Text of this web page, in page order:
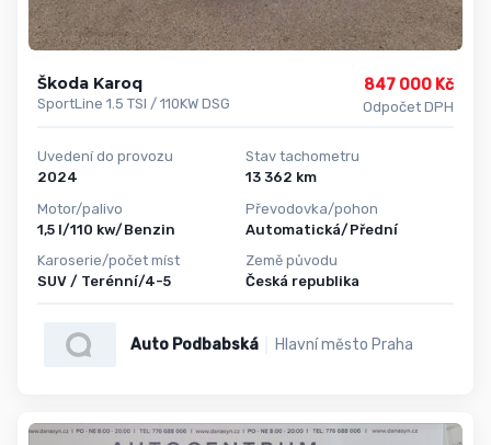
Škoda Karoq
SportLine 1.5 TSI / 110KW DSG
847 000 Kč
Odpočet DPH
Uvedení do provozu
2024
Motor/palivo
1,5 l/110 kw/Benzin
Karoserie/počet míst
SUV / Terénní/4-5
Stav tachometru
13 362 km
Převodovka/pohon
Automatická/Přední
Země původu
Česká republika
Auto Podbabská Hlavní město Praha